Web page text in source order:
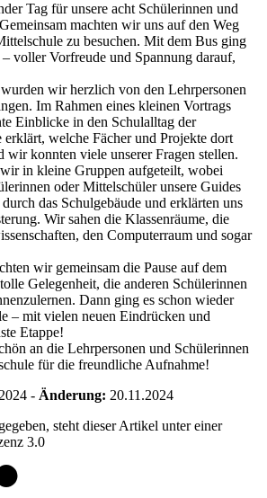
Tag für unsere acht Schülerinnen und
machten wir uns auf den Weg
zu besuchen. Mit dem Bus ging
voller Vorfreude und Spannung darauf,
wir herzlich von den Lehrpersonen
Im Rahmen eines kleinen Vortrags
Einblicke in den Schulalltag der
welche Fächer und Projekte dort
wir konnten viele unserer Fragen stellen.
in kleine Gruppen aufgeteilt, wobei
oder Mittelschüler unsere Guides
das Schulgebäude und erklärten uns
Wir sahen die Klassenräume, die
den Computerraum und sogar
wir gemeinsam die Pause auf dem
Gelegenheit, die anderen Schülerinnen
Dann ging es schon wieder
– mit vielen neuen Eindrücken und
Etappe!
an die Lehrpersonen und Schülerinnen
für die freundliche Aufnahme!
- Änderung: 20.11.2024
steht dieser Artikel unter einer
3.0